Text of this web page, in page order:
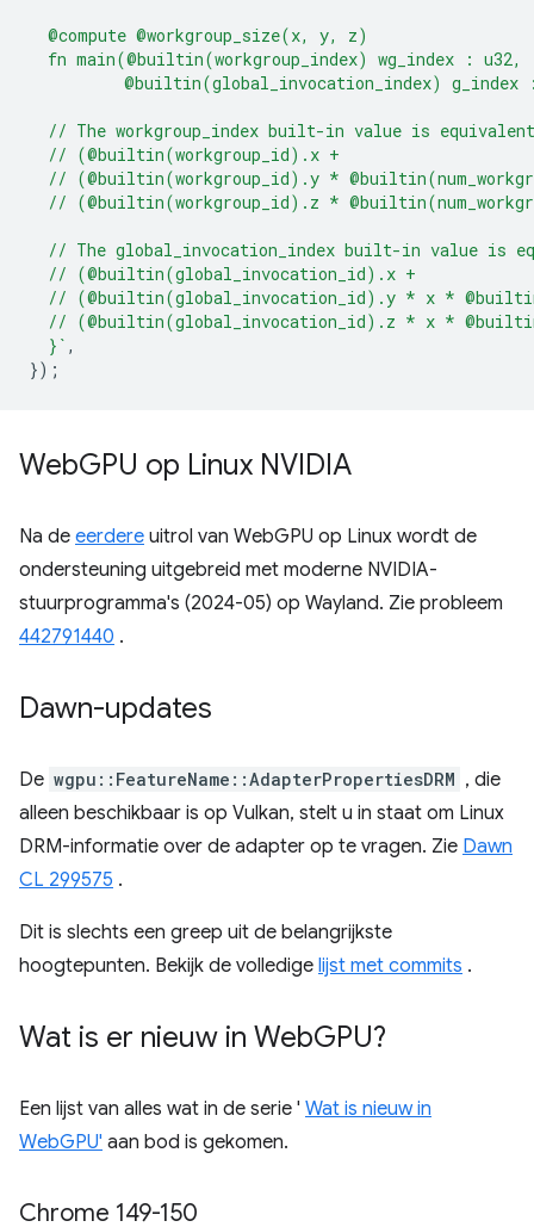
  @compute @workgroup_size(x, y, z)
  fn main(@builtin(workgroup_index) wg_index : u32,
@builtin(global_invocation_index) g_index
// The workgroup_index built-in value is
  // (@builtin(workgroup_id).x +
// (@builtin(workgroup_id).y *
// (@builtin(workgroup_id).z *
// The global_invocation_index built-in value is
  // (@builtin(global_invocation_id).x +
// (@builtin(global_invocation_id).y * x *
// (@builtin(global_invocation_id).z * x *
  }`
,
});
WebGPU op Linux NVIDIA
Na de eerdere uitrol van WebGPU op Linux wordt de
ondersteuning uitgebreid met moderne NVIDIA-
stuurprogramma's (2024-05) op Wayland. Zie probleem
442791440 .
Dawn-updates
De wgpu::FeatureName::AdapterPropertiesDRM , die
alleen beschikbaar is op Vulkan, stelt u in staat om Linux
DRM-informatie over de adapter op te vragen. Zie Dawn
CL 299575 .
Dit is slechts een greep uit de belangrijkste
hoogtepunten. Bekijk de volledige lijst met commits .
Wat is er nieuw in WebGPU?
Een lijst van alles wat in de serie ' Wat is nieuw in
WebGPU' aan bod is gekomen.
Chrome 149-150